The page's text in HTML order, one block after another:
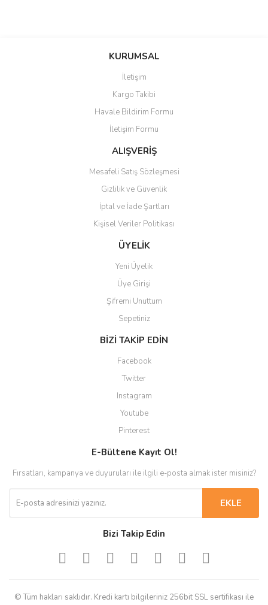
Bu ürüne ilk yorumu siz yapın!
Ürün resmi kalitesiz, bozuk veya görüntülenemiyor.
Ürün açıklamasında eksik bilgiler bulunuyor.
Ürün bilgilerinde hatalar bulunuyor.
Ürün fiyatı diğer sitelerden daha pahalı.
Gönder
KURUMSAL
İletişim
Kargo Takibi
Havale Bildirim Formu
İletişim Formu
ALIŞVERİŞ
Mesafeli Satış Sözleşmesi
Gizlilik ve Güvenlik
İptal ve İade Şartları
Kişisel Veriler Politikası
ÜYELİK
Yeni Üyelik
Üye Girişi
Şifremi Unuttum
Sepetiniz
BİZİ TAKİP EDİN
Facebook
Twitter
Instagram
Youtube
Pinterest
E-Bültene Kayıt Ol!
Fırsatları, kampanya ve duyuruları ile ilgili e-posta almak ister misiniz?
EKLE
Bizi Takip Edin
© Tüm hakları saklıdır. Kredi kartı bilgileriniz 256bit SSL sertifikası ile